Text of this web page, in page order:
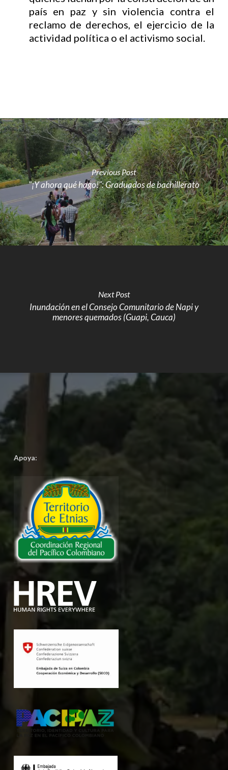
país en paz y sin violencia contra el
reclamo de derechos, el ejercicio de la
actividad política o el activismo social.
Previous Post
"¡Y ahora qué hago!": Graduados de bachillerato
Next Post
Inundación en el Consejo Comunitario de Napi y
menores quemados (Guapi, Cauca)
Apoya: